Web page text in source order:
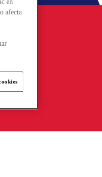
en
afecta